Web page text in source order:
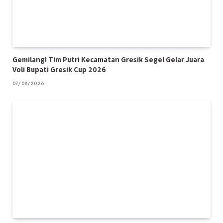
Gemilang! Tim Putri Kecamatan Gresik Segel Gelar Juara
Voli Bupati Gresik Cup 2026
07/08/2026